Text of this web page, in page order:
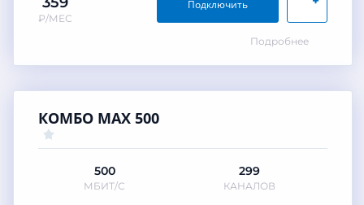
₽/МЕС
Подключить
Подробнее
КОМБО MAX 500
500
МБИТ/С
299
КАНАЛОВ